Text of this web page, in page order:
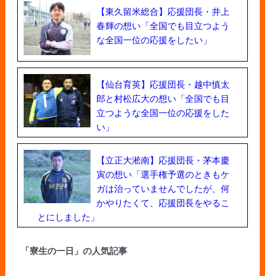
【東久留米総合】応援団長・井上
春輝の想い「全国でも目立つよう
な全国一位の応援をしたい」
【仙台育英】応援団長・越中慎太
郎と村松広大の想い「全国でも目
立つような全国一位の応援をした
い」
【立正大淞南】応援団長・茅本慶
寅の想い「選手権予選のときもケ
ガは治っていませんでしたが、何
かやりたくて、応援団長をやるこ
とにしました」
「寮生の一日」の人気記事